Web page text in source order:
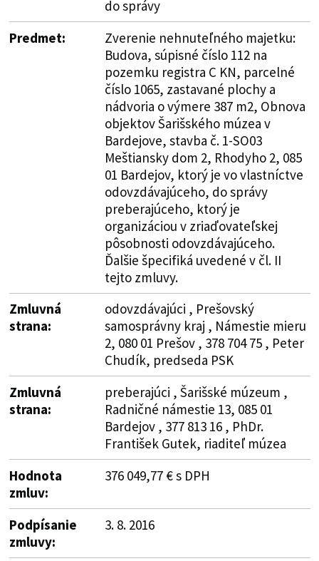
do správy
Predmet:
Zverenie nehnuteľného majetku:
Budova, súpisné číslo 112 na
pozemku registra C KN, parcelné
číslo 1065, zastavané plochy a
nádvoria o výmere 387 m2, Obnova
objektov Šarišského múzea v
Bardejove, stavba č. 1-SO03
Meštiansky dom 2, Rhodyho 2, 085
01 Bardejov, ktorý je vo vlastníctve
odovzdávajúceho, do správy
preberajúceho, ktorý je
organizáciou v zriaďovateľskej
pôsobnosti odovzdávajúceho.
Ďalšie špecifiká uvedené v čl. II
tejto zmluvy.
Zmluvná
strana:
odovzdávajúci , Prešovský
samosprávny kraj , Námestie mieru
2, 080 01 Prešov , 378 704 75 , Peter
Chudík, predseda PSK
Zmluvná
strana:
preberajúci , Šarišské múzeum ,
Radničné námestie 13, 085 01
Bardejov , 377 813 16 , PhDr.
František Gutek, riaditeľ múzea
Hodnota
zmluv:
376 049,77 € s DPH
Podpísanie
zmluvy:
3. 8. 2016